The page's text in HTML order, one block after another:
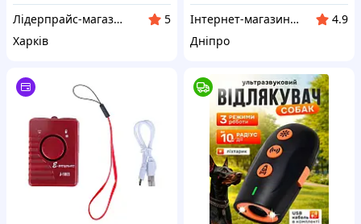
Лідерпрайс-магазин товарів для дому, здоров'я, спорту та відпочинку №1. Liderprice.uaprom.net
5
Харків
Інтернет-магазин «Gadgetarium»
4.9
Дніпро